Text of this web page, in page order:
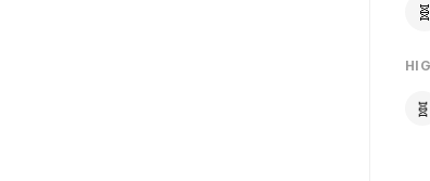
🧬
🧬